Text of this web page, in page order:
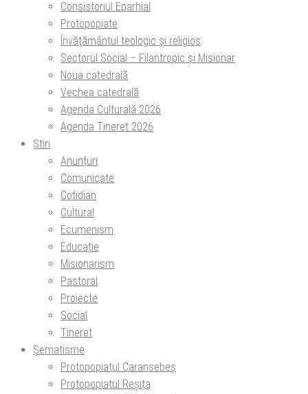
Consistoriul Eparhial
Protopopiate
Învăţământul teologic şi religios
Sectorul Social – Filantropic și Misionar
Noua catedrală
Vechea catedrală
Agenda Culturală 2026
Agenda Tineret 2026
Știri
Anunțuri
Comunicate
Cotidian
Cultural
Ecumenism
Educație
Misionarism
Pastoral
Proiecte
Social
Tineret
Șematisme
Protopopiatul Caransebeș
Protopopiatul Reșița